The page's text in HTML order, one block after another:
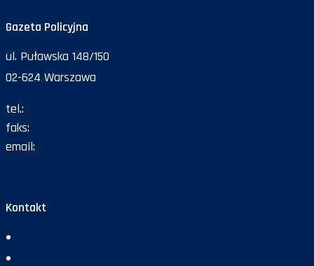
Gazeta Policyjna
ul. Puławska 148/150
02-624 Warszawa
tel.:
faks:
email:
Kontakt